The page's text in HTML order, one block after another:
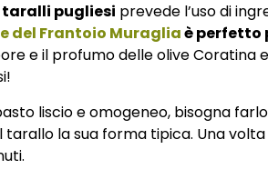
pugliesi prevede l’uso di
del Frantoio Muragliaè perfetto
e il profumo delle olive Coratina
liscio e omogeneo, bisogna
la sua forma tipica. Una